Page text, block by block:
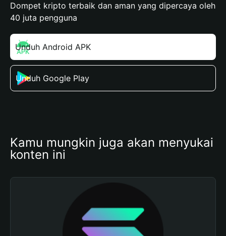
Dompet kripto terbaik dan aman yang dipercaya oleh
40 juta pengguna
Unduh Android APK
Unduh Google Play
Kamu mungkin juga akan menyukai
konten ini